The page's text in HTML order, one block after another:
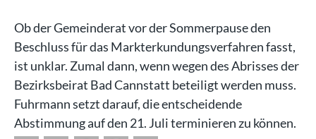
Ob der Gemeinderat vor der Sommerpause den
Beschluss für das Markterkundungsverfahren fasst,
ist unklar. Zumal dann, wenn wegen des Abrisses der
Bezirksbeirat Bad Cannstatt beteiligt werden muss.
Fuhrmann setzt darauf, die entscheidende
Abstimmung auf den 21. Juli terminieren zu können.